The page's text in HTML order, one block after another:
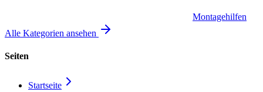
Montagehilfen
Alle Kategorien ansehen
Seiten
Startseite